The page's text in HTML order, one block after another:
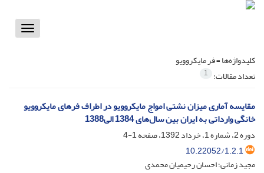
Toggle
کلیدواژه‌ها =فر مایکروویو
تعداد مقالات: 1
مقایسه آماری میزان نشتی امواج مایکروویو در اطراف فرهای مایکروویو
خانگی وارداتی به ایران بین سال‌های 1384 الی1388
دوره 2، شماره 1، خرداد 1392، صفحه
1-4
10.22052/1.2.1
مجید زمانی؛ احسان رحیمیان محمدی